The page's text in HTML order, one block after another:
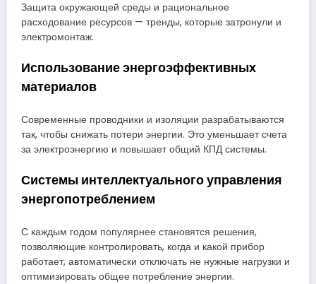
Защита окружающей среды и рациональное
расходование ресурсов — тренды, которые затронули и
электромонтаж.
Использование энергоэффективных
материалов
Современные проводники и изоляции разрабатываются
так, чтобы снижать потери энергии. Это уменьшает счета
за электроэнергию и повышает общий КПД системы.
Системы интеллектуального управления
энергопотреблением
С каждым годом популярнее становятся решения,
позволяющие контролировать, когда и какой прибор
работает, автоматически отключать не нужные нагрузки и
оптимизировать общее потребление энергии.